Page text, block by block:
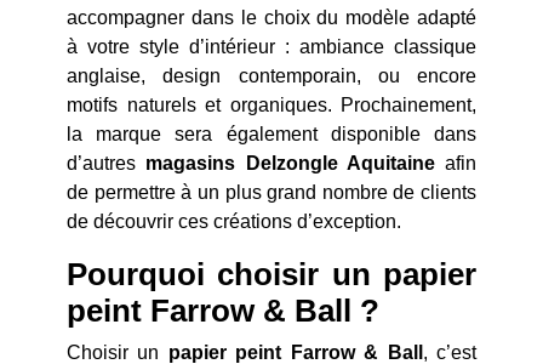
accompagner dans le choix du modèle adapté
à votre style d’intérieur : ambiance classique
anglaise, design contemporain, ou encore
motifs naturels et organiques. Prochainement,
la marque sera également disponible dans
d’autres magasins Delzongle Aquitaineafin
de permettre à un plus grand nombre de clients
de découvrir ces créations d’exception.
Pourquoi choisir un papier
peint Farrow & Ball ?
Choisir un papier peint Farrow & Ball , c’est